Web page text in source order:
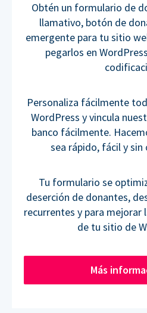
Obtén un formulario de
llamativo, botón de
emergente para tu sitio
pegarlos en
Personaliza fácilmente
WordPress y vincula
banco fácilmente.
sea rápido, fácil y sin
Tu formulario se
deserción de donantes,
recurrentes y para mejorar
de tu sitio de
Más